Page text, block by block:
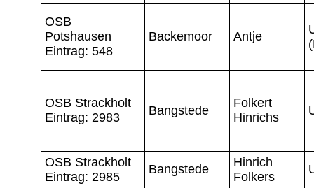
OSB
Potshausen
Eintrag: 548
Backemoor Antje
OSB Strackholt
Eintrag: 2983
Bangstede
Folkert
Hinrichs
OSB Strackholt
Eintrag: 2985
Bangstede
Hinrich
Folkers